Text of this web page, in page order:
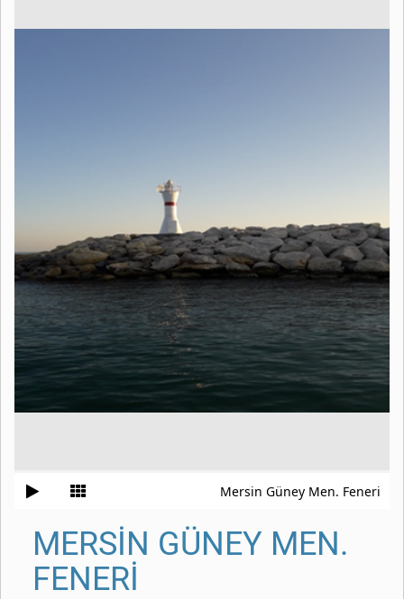
Mersin Güney Men. Feneri
MERSİN GÜNEY MEN.
FENERİ